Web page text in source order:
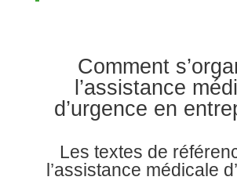
Comment
l’assistance
d’urgence en
Les textes de
l’assistance médicale